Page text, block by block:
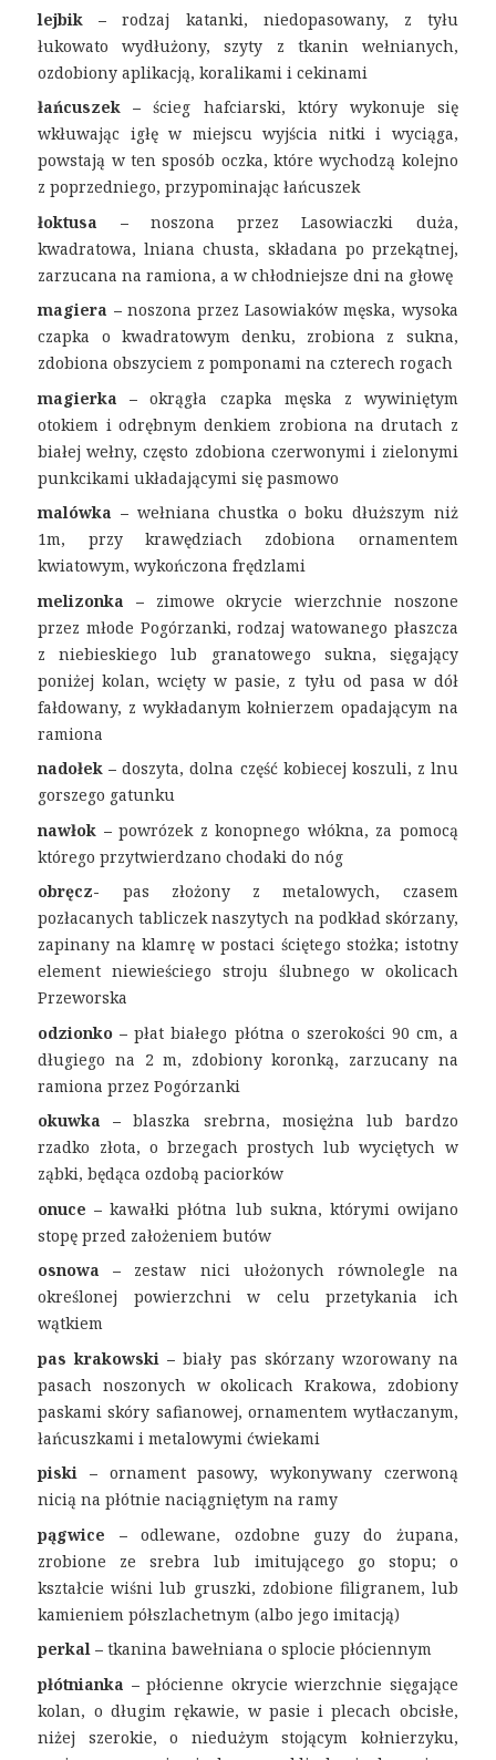
lejbik –rodzaj katanki, niedopasowany, z tyłu
łukowato wydłużony, szyty z tkanin wełnianych,
ozdobiony aplikacją, koralikami i cekinami
łańcuszek – ścieg
hafciarski, który wykonuje się
wkłuwając igłę w miejscu wyjścia nitki i wyciąga,
powstają w ten sposób oczka, które wychodzą kolejno
z poprzedniego, przypominając łańcuszek
łoktusa –noszona przez Lasowiaczki duża,
kwadratowa, lniana chusta, składana po przekątnej,
zarzucana na ramiona, a w chłodniejsze dni na głowę
magiera – noszona przez Lasowiaków męska, wysoka
czapka o kwadratowym denku, zrobiona z sukna,
zdobiona obszyciem z pomponami na czterech rogach
magierka –okrągła czapka męska z wywiniętym
otokiem i odrębnym denkiem zrobiona na drutach z
białej wełny, często zdobiona czerwonymi i zielonymi
punkcikami układającymi się pasmowo
malówka – wełniana chustka o boku dłuższym niż
1m, przy krawędziach zdobiona ornamentem
kwiatowym, wykończona frędzlami
melizonka – zimowe okrycie wierzchnie noszone
przez młode Pogórzanki, rodzaj watowanego płaszcza
z niebieskiego lub granatowego sukna, sięgający
poniżej kolan, wcięty w pasie, z tyłu od pasa w dół
fałdowany, z wykładanym kołnierzem opadającym na
ramiona
nadołek – doszyta, dolna część kobiecej koszuli, z lnu
gorszego gatunku
nawłok –powrózek z konopnego włókna, za pomocą
którego przytwierdzano chodaki do nóg
obręcz- pas złożony z metalowych, czasem
pozłacanych tabliczek naszytych na podkład skórzany,
zapinany na klamrę w postaci ściętego stożka; istotny
element niewieściego stroju ślubnego w okolicach
Przeworska
odzionko –płat białego płótna o szerokości 90 cm, a
długiego na 2 m, zdobiony koronką, zarzucany na
ramiona przez Pogórzanki
okuwka –blaszka srebrna, mosiężna lub bardzo
rzadko złota, o brzegach prostych lub wyciętych w
ząbki, będąca ozdobą paciorków
onuce –kawałki płótna lub sukna, którymi owijano
stopę przed założeniem butów
osnowa – zestaw nici ułożonych równolegle na
określonej powierzchni w celu przetykania ich
wątkiem
pas krakowski – biały pas skórzany wzorowany na
pasach noszonych w okolicach Krakowa, zdobiony
paskami skóry safianowej, ornamentem wytłaczanym,
łańcuszkami i metalowymi ćwiekami
piski – ornament pasowy, wykonywany czerwoną
nicią na płótnie naciągniętym na ramy
pągwice –odlewane, ozdobne guzy do żupana,
zrobione ze srebra lub imitującego go stopu; o
kształcie wiśni lub gruszki, zdobione filigranem, lub
kamieniem półszlachetnym (albo jego imitacją)
perkal –tkanina bawełniana o splocie płóciennym
płótnianka –płócienne okrycie wierzchnie sięgające
kolan, o długim rękawie, w pasie i plecach obcisłe,
niżej szerokie, o niedużym stojącym kołnierzyku,